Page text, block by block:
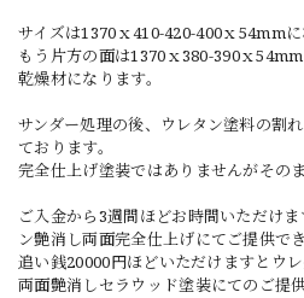
サイズは1370ｘ410-420-400ｘ54mmに
もう片方の面は1370ｘ380-390ｘ54mm
乾燥材になります。
サンダー処理の後、ウレタン塗料の割
ております。
完全仕上げ塗装ではありませんがその
ご入金から3週間ほどお時間いただけ
ン艶消し両面完全仕上げにてご提供でき
追い銭20000円ほどいただけますとウ
両面艶消しセラウッド塗装にてのご提